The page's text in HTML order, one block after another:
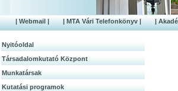
| Webmail | | MTA Vári Telefonkönyv | |
Nyitóoldal
Társadalomkutató Központ
Munkatársak
Kutatási programok